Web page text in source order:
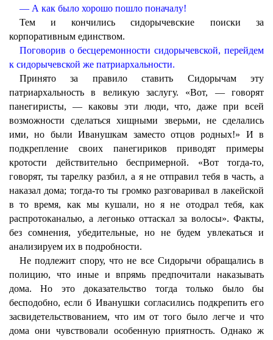
— А как было хорошо пошло поначалу!
Тем и кончились сидорычевские поиски за
корпоративным единством.
Поговорив о бесцеремонности сидорычевской, перейдем
к сидорычевской же патриархальности.
Принято за правило ставить Сидорычам эту
патриархальность в великую заслугу. «Вот, — говорят
панегиристы, — каковы эти люди, что, даже при всей
возможности сделаться хищными зверьми, не сделались
ими, но были Иванушкам заместо отцов родных!» И в
подкрепление своих панегириков приводят примеры
кротости действительно беспримерной. «Вот тогда-то,
говорят, ты тарелку разбил, а я не отправил тебя в часть, а
наказал дома; тогда-то ты громко разговаривал в лакейской
в то время, как мы кушали, но я не отодрал тебя, как
распротоканалью, а легонько оттаскал за волосы». Факты,
без сомнения, убедительные, но не будем увлекаться и
анализируем их в подробности.
Не подлежит спору, что не все Сидорычи обращались в
полицию, что иные и впрямь предпочитали наказывать
дома. Но это доказательство тогда только было бы
бесподобно, если б Иванушки согласились подкрепить его
засвидетельствованием, что им от того было легче и что
дома они чувствовали особенную приятность. Однако ж